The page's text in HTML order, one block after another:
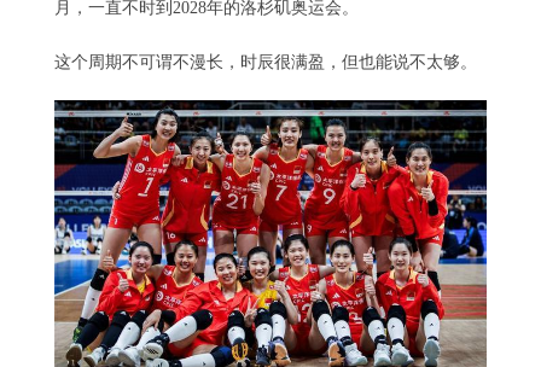
月，一直不时到2028年的洛杉矶奥运会。
这个周期不可谓不漫长，时辰很满盈，但也能说不太够。